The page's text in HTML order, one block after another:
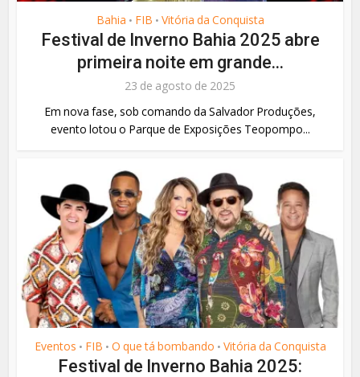
Bahia • FIB • Vitória da Conquista
Festival de Inverno Bahia 2025 abre
primeira noite em grande...
23 de agosto de 2025
Em nova fase, sob comando da Salvador Produções,
evento lotou o Parque de Exposições Teopompo...
Eventos • FIB • O que tá bombando • Vitória da Conquista
Festival de Inverno Bahia 2025: